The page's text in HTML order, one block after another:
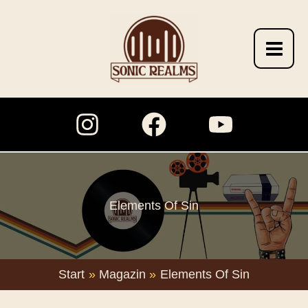
Elements Of Sin
Start Magazin Elements Of Sin